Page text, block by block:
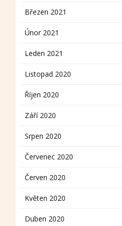
Březen 2021
Únor 2021
Leden 2021
Listopad 2020
Říjen 2020
Září 2020
Srpen 2020
Červenec 2020
Červen 2020
Květen 2020
Duben 2020